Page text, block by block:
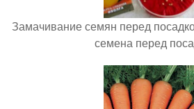
Замачивание семян перед
семена перед